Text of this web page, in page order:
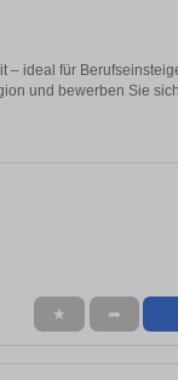
– ideal für
und bewerben Sie
★ ➦